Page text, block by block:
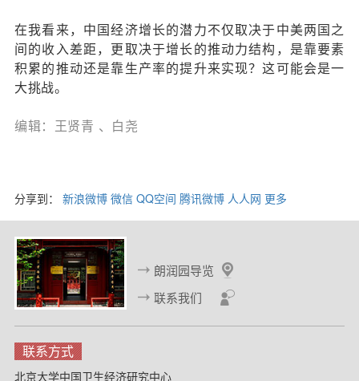
在我看来，中国经济增长的潜力不仅取决于中美两国之
间的收入差距，更取决于增长的推动力结构，是靠要素
积累的推动还是靠生产率的提升来实现？这可能会是一
大挑战。
编辑：王贤青 、白尧
分享到： 新浪微博 微信 QQ空间 腾讯微博 人人网 更多
朗润园导览
联系我们
联系方式
北京大学中国卫生经济研究中心